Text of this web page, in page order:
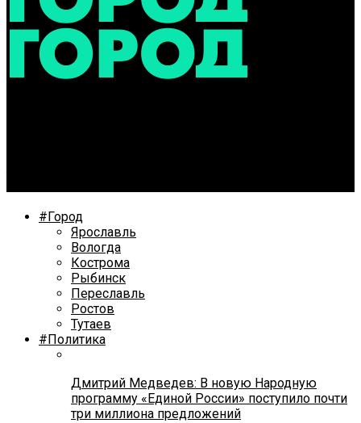
#Город
Ярославль
Вологда
Кострома
Рыбинск
Переславль
Ростов
Тутаев
#Политика
Дмитрий Медведев: В новую Народную
программу «Единой России» поступило почти
три миллиона предложений